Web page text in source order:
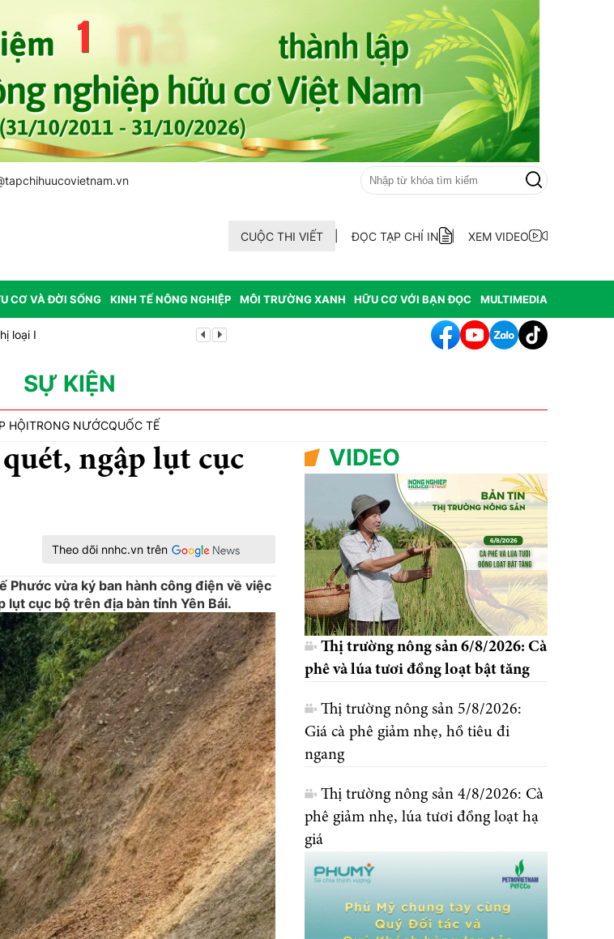
CUỘC THI VIẾT ĐỌC TẠP CHÍ IN XEM VIDEO
CƠ VÀ ĐỜI SỐNG KINH TẾ NÔNG NGHIỆP MÔI TRƯỜNG XANH HỮU CƠ VỚI BẠN ĐỌC MULTIMEDIA
loại I Cách tư duy mới: Hỗ trợ người dân bỏ nghề giết mổ chó mèo
SỰ KIỆN
HỘITRONG NƯỚCQUỐC TẾ
ngập lụt cục
Theo dõi nnhc.vn trên
Phước vừa ký ban hành công điện về việc
lụt cục bộ trên địa bàn tỉnh Yên Bái.
VIDEO
Thị trường nông sản 6/8/2026: Cà
phê và lúa tươi đồng loạt bật tăng
Thị trường nông sản 5/8/2026:
Giá cà phê giảm nhẹ, hồ tiêu đi
ngang
Thị trường nông sản 4/8/2026: Cà
phê giảm nhẹ, lúa tươi đồng loạt hạ
giá